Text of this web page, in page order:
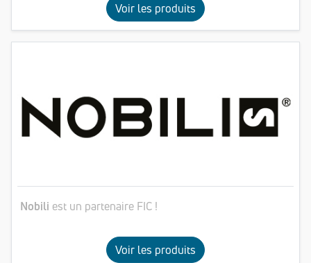
Voir les produits
Nobili est un partenaire FIC !
Voir les produits